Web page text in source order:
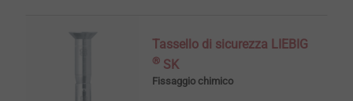
Tassello di sicurezza LIEBIG
® SK
Fissaggio chimico